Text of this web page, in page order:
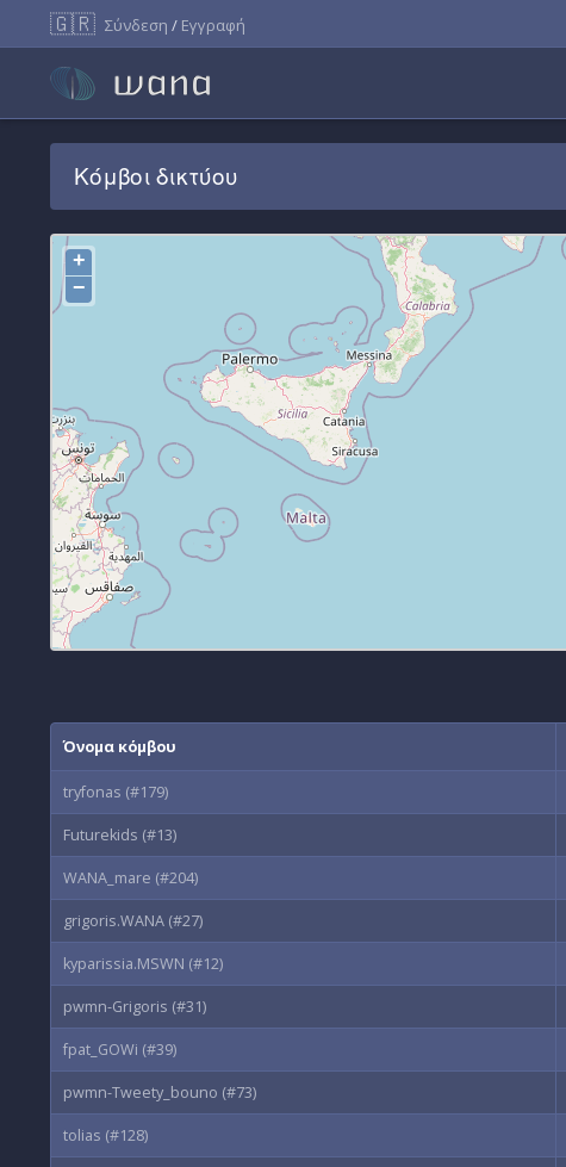
🇬🇷 Σύνδεση / Εγγραφή
Κόμβοι δικτύου
+
−
Όνομα κόμβου
tryfonas (#179)
Futurekids (#13)
WANA_mare (#204)
grigoris.WANA (#27)
kyparissia.MSWN (#12)
pwmn-Grigoris (#31)
fpat_GOWi (#39)
pwmn-Tweety_bouno (#73)
tolias (#128)